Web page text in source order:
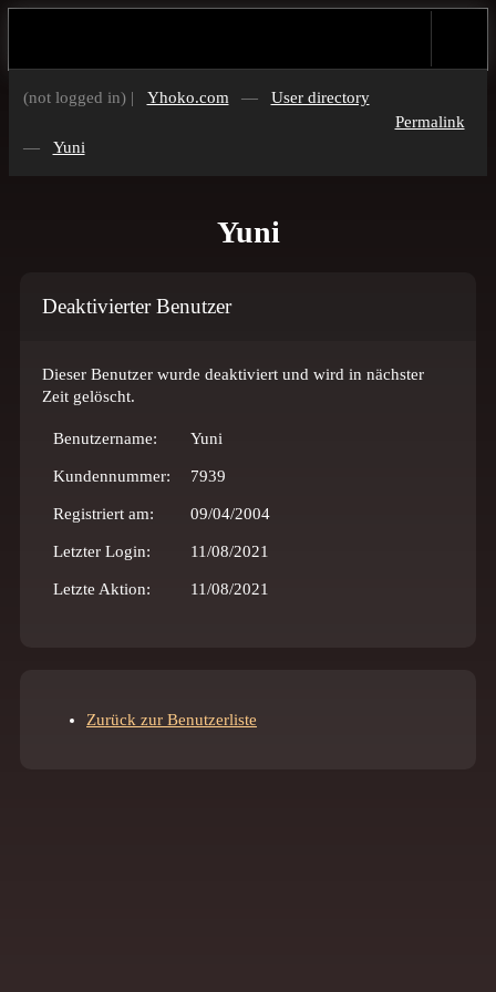
(not logged in) | Yhoko.com — User directory
— Yuni
Permalink
Yuni
Deaktivierter Benutzer
Dieser Benutzer wurde deaktiviert und wird in nächster
Zeit gelöscht.
Benutzername: Yuni
Kundennummer: 7939
Registriert am: 09/04/2004
Letzter Login: 11/08/2021
Letzte Aktion: 11/08/2021
Zurück zur Benutzerliste